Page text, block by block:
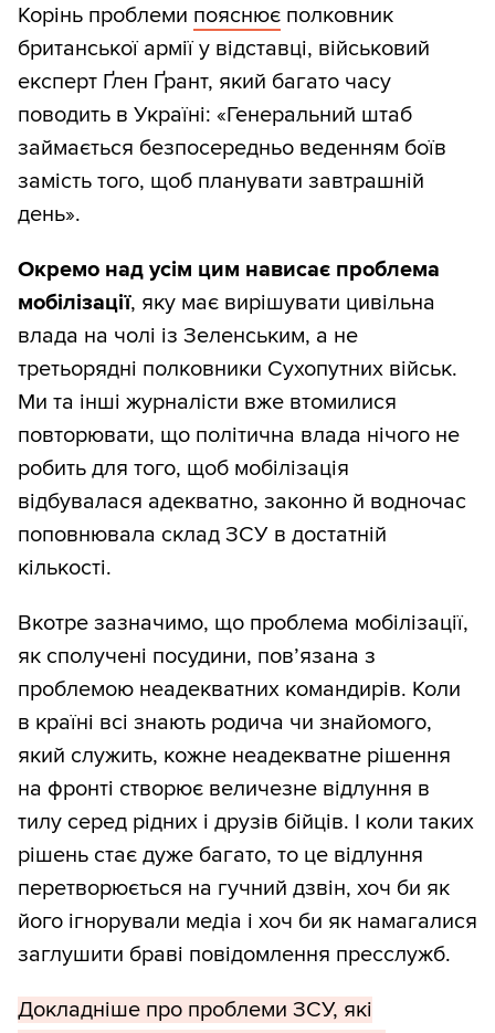
Корінь проблеми пояснює полковник
британської армії у відставці, військовий
експерт Ґлен Ґрант, який багато часу
поводить в Україні: «Генеральний штаб
займається безпосередньо веденням боїв
замість того, щоб планувати завтрашній
день».
Окремо над усім цим нависає проблема
мобілізації, яку має вирішувати цивільна
влада на чолі із Зеленським, а не
третьорядні полковники Сухопутних військ.
Ми та інші журналісти вже втомилися
повторювати, що політична влада нічого не
робить для того, щоб мобілізація
відбувалася адекватно, законно й водночас
поповнювала склад ЗСУ в достатній
кількості.
Вкотре зазначимо, що проблема мобілізації,
як сполучені посудини, пов’язана з
проблемою неадекватних командирів. Коли
в країні всі знають родича чи знайомого,
який служить, кожне неадекватне рішення
на фронті створює величезне відлуння в
тилу серед рідних і друзів бійців. І коли таких
рішень стає дуже багато, то це відлуння
перетворюється на гучний дзвін, хоч би як
його ігнорували медіа і хоч би як намагалися
заглушити браві повідомлення пресслужб.
Докладніше про проблеми ЗСУ, які